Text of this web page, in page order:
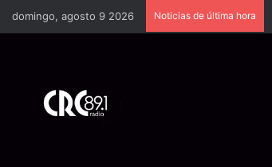
domingo, agosto 9 2026 Noticias de última hora